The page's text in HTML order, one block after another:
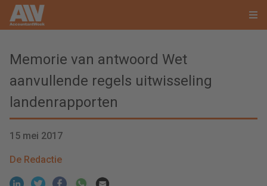
Memorie van antwoord Wet
aanvullende regels uitwisseling
landenrapporten
15 mei 2017
De Redactie